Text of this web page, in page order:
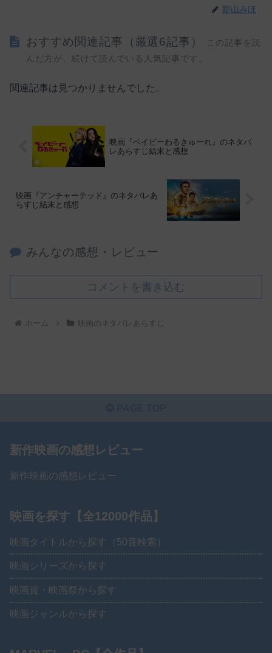
影山みほ
おすすめ関連記事（厳選6記事）
この記事を読
んだ方が、続けて読んでいる人気記事です。
関連記事は見つかりませんでした。
映画『ベイビーわるきゅーれ』のネタバ
レあらすじ結末と感想
映画『アンチャーテッド』のネタバレあ
らすじ結末と感想
みんなの感想・レビュー
コメントを書き込む
ホーム 映画のネタバレあらすじ
新作映画の感想レビュー
新作映画の感想レビュー
映画を探す【全12000作品】
映画タイトルから探す（50音検索）
映画シリーズから探す
映画賞・映画祭から探す
映画ジャンルから探す